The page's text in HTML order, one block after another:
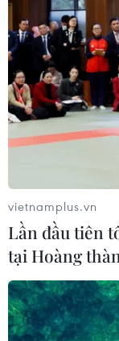
vietnamplus.vn
Lần đầu tiên
tại Hoàng